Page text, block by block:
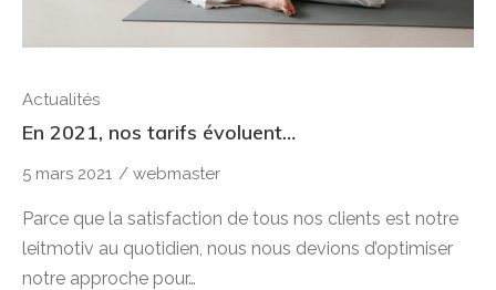
Actualités
En 2021, nos tarifs évoluent…
5 mars 2021 / webmaster
Parce que la satisfaction de tous nos clients est notre
leitmotiv au quotidien, nous nous devions d’optimiser
notre approche pour…